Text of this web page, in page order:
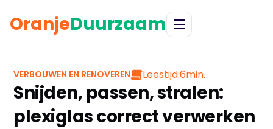
OranjeDuurzaam
VERBOUWEN EN RENOVEREN Leestijd:6min.
Snijden, passen, stralen:
plexiglas correct verwerken